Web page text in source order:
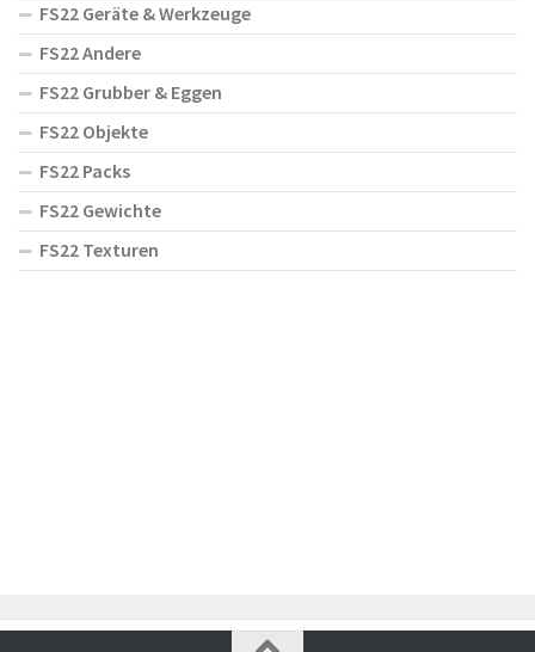
FS22 Geräte & Werkzeuge
FS22 Andere
FS22 Grubber & Eggen
FS22 Objekte
FS22 Packs
FS22 Gewichte
FS22 Texturen